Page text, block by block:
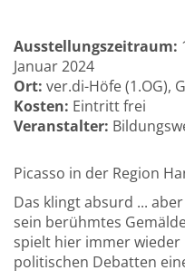
Ausstellungszeitraum:
Januar 2024
Ort: ver.di-Höfe (1.OG),
Kosten: Eintritt frei
Veranstalter:
Picasso in der Region
Das klingt absurd ...
sein berühmtes
spielt hier immer
politischen Debatten